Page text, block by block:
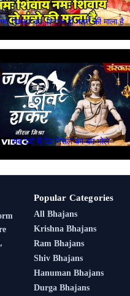
शिवाय नमः शिवाय दो मंत्रों की माला है
सब देवो में देव निराले बम बम भोले
Popular Categories
All Bhajans
Krishna Bhajans
Ram Bhajans
Shiv Bhajans
Hanuman Bhajans
Durga Bhajans